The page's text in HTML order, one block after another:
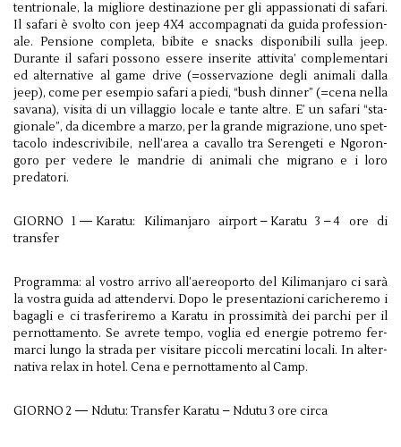
ten­tri­onale, la migliore des­ti­nazione per gli appas­sion­ati di safari.
Il safari è svolto con jeep 4X4 accom­pa­g­nati da guida pro­fes­sion­
ale. Pen­sione com­pleta, bib­ite e snacks disponi­bili sulla jeep.
Durante il safari pos­sono essere inserite attivita’ com­ple­men­tari
ed alter­na­tive al game drive (=osser­vazione degli ani­mali dalla
jeep), come per esem­pio safari a piedi, “bush din­ner” (=cena nella
savana), visita di un vil­lag­gio locale e tante altre. E’ un safari “sta­
gionale”, da dicem­bre a marzo, per la grande migrazione, uno spet­
ta­colo inde­scriv­i­bile, nell’area a cav­allo tra Serengeti e Ngoron­
goro per vedere le man­drie di ani­mali che migrano e i loro
predatori.
GIORNO 1 — Karatu: Kil­i­man­jaro air­port – Karatu 3 – 4 ore di
trans­fer
Programma: al vostro arrivo all’aereoporto del Kil­i­man­jaro ci sarà
la vos­tra guida ad atten­dervi. Dopo le pre­sen­tazioni caricher­emo i
bagagli e ci trasferiremo a Karatu in prossimità dei parchi per il
per­not­ta­mento. Se avrete tempo, voglia ed energie potremo fer­
marci lungo la strada per vis­itare pic­coli mer­ca­tini locali. In alter­
na­tiva relax in hotel. Cena e per­not­ta­mento al Camp.
GIORNO 2 — Ndutu: Trans­fer Karatu – Ndutu 3 ore circa